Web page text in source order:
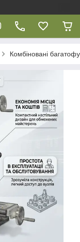
Комбіновані